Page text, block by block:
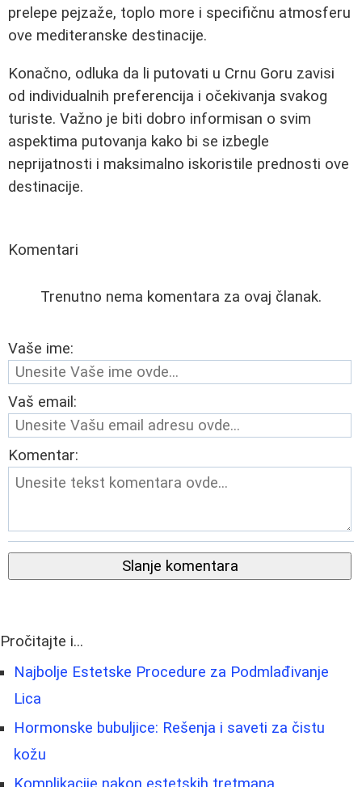
prelepe pejzaže, toplo more i specifičnu atmosferu
ove mediteranske destinacije.
Konačno, odluka da li putovati u Crnu Goru zavisi
od individualnih preferencija i očekivanja svakog
turiste. Važno je biti dobro informisan o svim
aspektima putovanja kako bi se izbegle
neprijatnosti i maksimalno iskoristile prednosti ove
destinacije.
Komentari
Trenutno nema komentara za ovaj članak.
Vaše ime:
Vaš email:
Komentar:
Slanje komentara
Pročitajte i...
Najbolje Estetske Procedure za Podmlađivanje
Lica
Hormonske bubuljice: Rešenja i saveti za čistu
kožu
Komplikacije nakon estetskih tretmana